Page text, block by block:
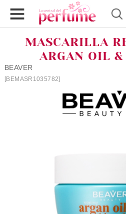
MASCARILLA
ARGAN OIL
BEAVER
[BEMASR1035782]